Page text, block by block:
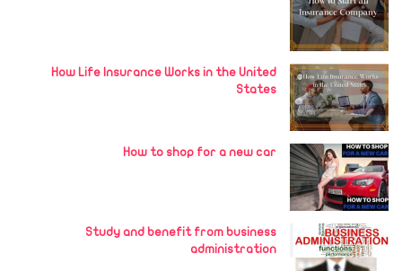
How Life Insurance Works in the United
States
How to shop for a new car
Study and benefit from business
administration